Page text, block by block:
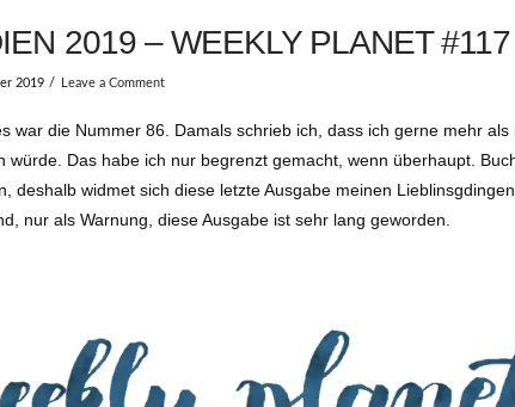
2019 – WEEKLY PLANET #117
2019 Leave a Comment
war die Nummer 86. Damals schrieb ich, dass ich gerne mehr
würde. Das habe ich nur begrenzt gemacht, wenn überhaupt.
deshalb widmet sich diese letzte Ausgabe meinen
nur als Warnung, diese Ausgabe ist sehr lang geworden.